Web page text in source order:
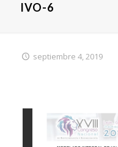
IVO-6
septiembre 4, 2019